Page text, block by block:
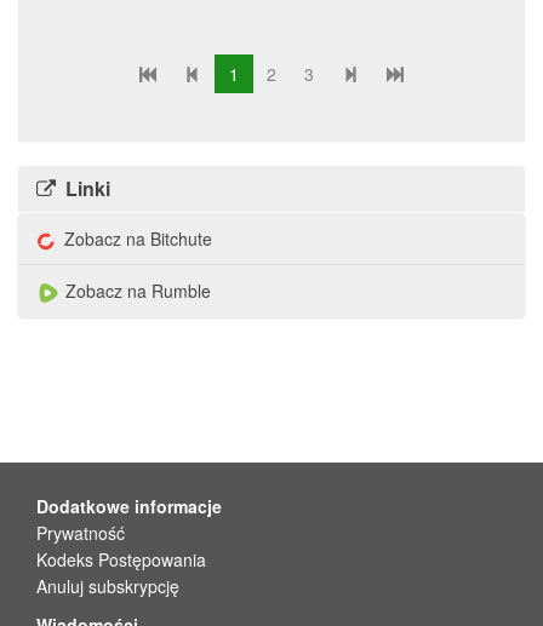
1 2 3
Linki
Zobacz na Bitchute
Zobacz na Rumble
Dodatkowe informacje
Prywatność
Kodeks Postępowania
Anuluj subskrypcję